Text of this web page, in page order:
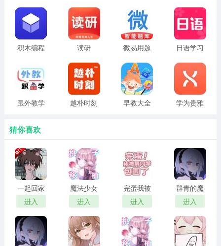
多元人设，风格选择空间充足。
2、用户无需从零创建角色，直接挑选心仪AI即可一键开启
对话，随时切换不同聊天对象。
3、支持超高自由度自定义创作，可随心修改角色人设、界
面样式与对话交互模式。
4、能从性格到外貌全维度定制，亲手打造完全独属于自己
的专属虚拟陪伴角色。
ShineAI软件优势
1、定位24小时全天候在线虚拟陪伴工具，适配独处、高
压等多种需要情绪疏解的场景。
2、通勤、休闲等任意碎片化时段打开软件，都能立刻获取
专属的温柔治愈陪伴体验。
3、AI搭载专属情绪感知算法，可精准捕捉用户话语里的情
绪起伏，给出针对性共情回应。
积木编程 读研
微易用题
日语学习
跟外教学 越朴时刻 早教大全
学为贵雅
猜你喜欢
一起回家
吧 汉化版
进入
魔法少女
露娜的灾
难 官方正
版
进入
完蛋我被
男同学包
围了 完整
版
进入
群青的魔
女 2026最
新版
进入